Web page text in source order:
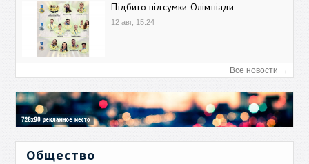
Підбито підсумки Олімпіади
12 авг, 15:24
Все новости →
Общество